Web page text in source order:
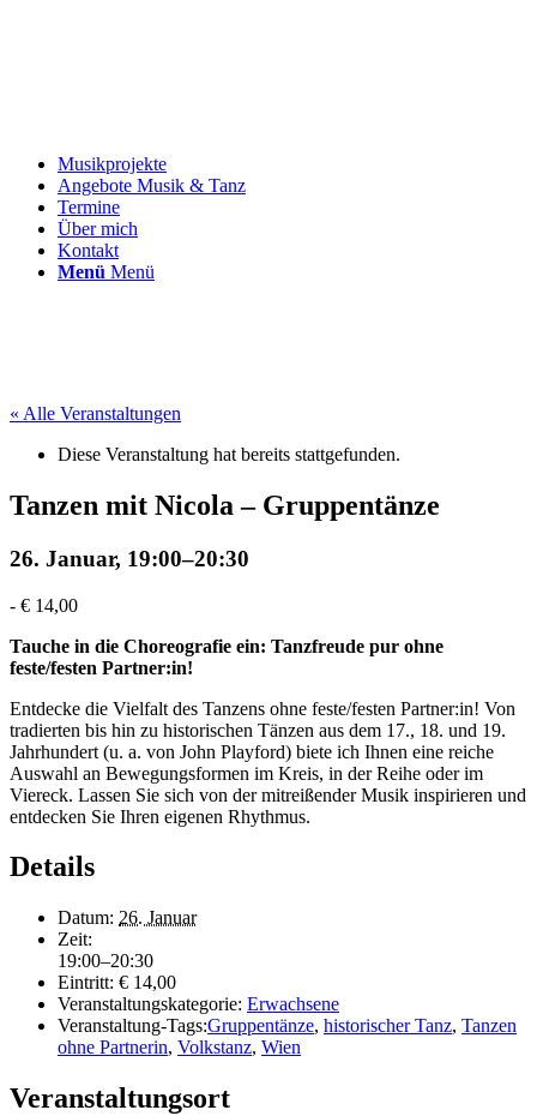
Musikprojekte
Angebote Musik & Tanz
Termine
Über mich
Kontakt
Menü Menü
« Alle Veranstaltungen
Diese Veranstaltung hat bereits stattgefunden.
Tanzen mit Nicola – Gruppentänze
26. Januar, 19:00–20:30
- € 14,00
Tauche in die Choreografie ein: Tanzfreude pur ohne
feste/festen Partner:in!
Entdecke die Vielfalt des Tanzens ohne feste/festen Partner:in! Von
tradierten bis hin zu historischen Tänzen aus dem 17., 18. und 19.
Jahrhundert (u. a. von John Playford) biete ich Ihnen eine reiche
Auswahl an Bewegungsformen im Kreis, in der Reihe oder im
Viereck. Lassen Sie sich von der mitreißender Musik inspirieren und
entdecken Sie Ihren eigenen Rhythmus.
Details
Datum: 26. Januar
Zeit:
19:00–20:30
Eintritt: € 14,00
Veranstaltungskategorie: Erwachsene
Veranstaltung-Tags:Gruppentänze, historischer Tanz, Tanzen
ohne Partnerin, Volkstanz, Wien
Veranstaltungsort